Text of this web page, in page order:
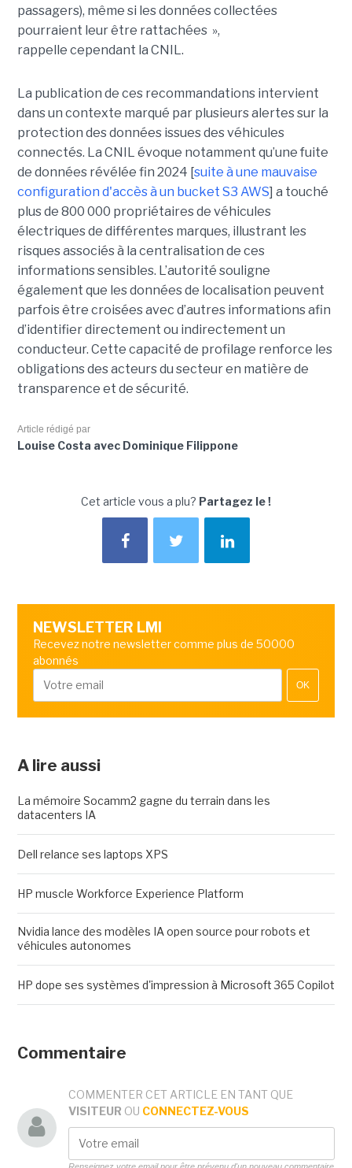
passagers), même si les données collectées
pourraient leur être rattachées »,
rappelle cependant la CNIL.
La publication de ces recommandations intervient
dans un contexte marqué par plusieurs alertes sur la
protection des données issues des véhicules
connectés. La CNIL évoque notamment qu’une fuite
de données révélée fin 2024 [suite à une mauvaise
configuration d'accès à un bucket S3 AWS] a touché
plus de 800 000 propriétaires de véhicules
électriques de différentes marques, illustrant les
risques associés à la centralisation de ces
informations sensibles. L’autorité souligne
également que les données de localisation peuvent
parfois être croisées avec d’autres informations afin
d’identifier directement ou indirectement un
conducteur. Cette capacité de profilage renforce les
obligations des acteurs du secteur en matière de
transparence et de sécurité.
Article rédigé par
Louise Costa avec Dominique Filippone
Cet article vous a plu? Partagez le !
NEWSLETTER LMI
Recevez notre newsletter comme plus de 50000
abonnés
OK
A lire aussi
La mémoire Socamm2 gagne du terrain dans les
datacenters IA
Dell relance ses laptops XPS
HP muscle Workforce Experience Platform
Nvidia lance des modèles IA open source pour robots et
véhicules autonomes
HP dope ses systèmes d'impression à Microsoft 365 Copilot
Commentaire
COMMENTER CET ARTICLE EN TANT QUE
VISITEUR OU CONNECTEZ-VOUS